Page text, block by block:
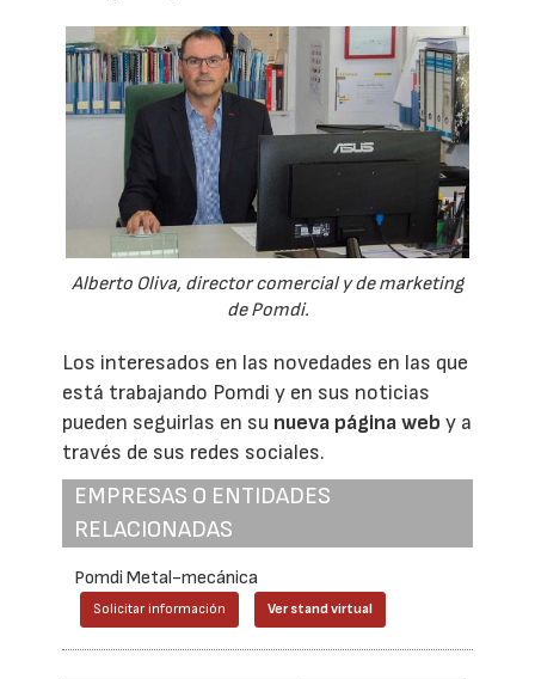
Alberto Oliva, director comercial y de marketing
de Pomdi.
Los interesados en las novedades en las que
está trabajando Pomdi y en sus noticias
pueden seguirlas en su nueva página web y a
través de sus redes sociales.
EMPRESAS O ENTIDADES
RELACIONADAS
Pomdi Metal-mecánica
Solicitar información Ver stand virtual